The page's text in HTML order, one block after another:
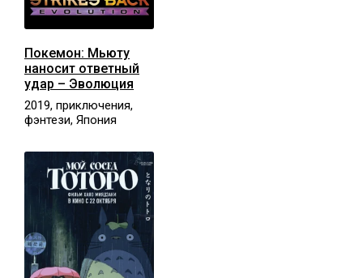
Покемон: Мьюту
наносит ответный
удар – Эволюция
2019, приключения,
фэнтези, Япония